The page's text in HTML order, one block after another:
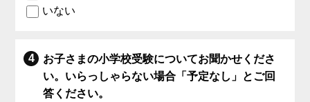
いない
お子さまの小学校受験についてお聞かせくださ
い。いらっしゃらない場合「予定なし」とご回
答ください。